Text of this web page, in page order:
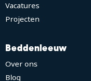
Vacatures
Projecten
Beddenleeuw
Over ons
Blog